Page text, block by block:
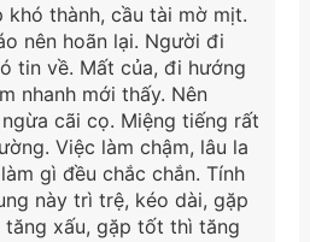
khó thành, cầu tài mờ mịt.
nên hoãn lại. Người đi
tin về. Mất của, đi hướng
nhanh mới thấy. Nên
cãi cọ. Miệng tiếng rất
Việc làm chậm, lâu la
gì đều chắc chắn. Tính
này trì trệ, kéo dài, gặp
tăng xấu, gặp tốt thì tăng